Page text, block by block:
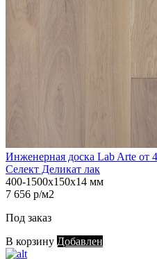
Инженерная доска Lab Arte от
Селект Деликат лак
400-1500х150х14 мм
7 656 р/м2
Под заказ
В корзину Добавлен